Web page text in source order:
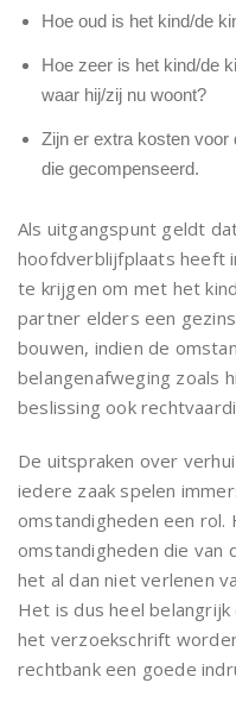
Hoe oud is het kind/de
Hoe zeer is het kind/de
waar hij/zij nu woont?
Zijn er extra kosten voor
die gecompenseerd.
Als uitgangspunt geldt
hoofdverblijfplaats heeft
te krijgen om met het
partner elders een
bouwen, indien de
belangenafweging zoals
beslissing ook
De uitspraken over
iedere zaak spelen
omstandigheden een
omstandigheden die van
het al dan niet verlenen
Het is dus heel
het verzoekschrift
rechtbank een goede